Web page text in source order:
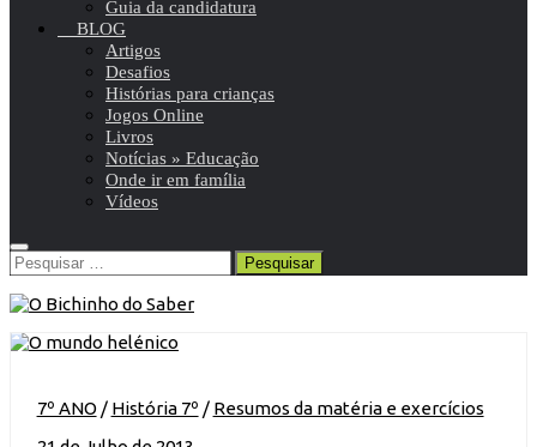
Guia da candidatura
BLOG
Artigos
Desafios
Histórias para crianças
Jogos Online
Livros
Notícias » Educação
Onde ir em família
Vídeos
Pesquisar
por:
7º ANO / História 7º / Resumos da matéria e exercícios